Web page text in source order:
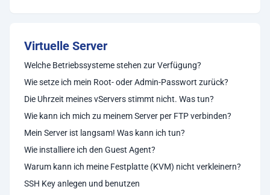
Virtuelle Server
Welche Betriebssysteme stehen zur Verfügung?
Wie setze ich mein Root- oder Admin-Passwort zurück?
Die Uhrzeit meines vServers stimmt nicht. Was tun?
Wie kann ich mich zu meinem Server per FTP verbinden?
Mein Server ist langsam! Was kann ich tun?
Wie installiere ich den Guest Agent?
Warum kann ich meine Festplatte (KVM) nicht verkleinern?
SSH Key anlegen und benutzen